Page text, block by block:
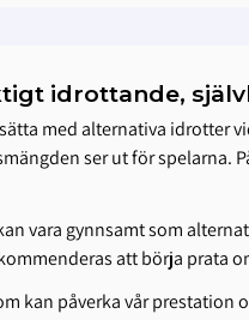
idrottande,
med alternativa idrotter
ser ut för
vara gynnsamt som
att börja prata
kan påverka vår